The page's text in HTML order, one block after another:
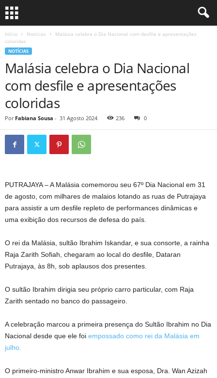
Início Notícias
Malásia celebra o Dia Nacional com desfile e apresentações
coloridas
NOTÍCIAS
Malásia celebra o Dia Nacional
com desfile e apresentações
coloridas
Por Fabiana Sousa - 31 Agosto 2024 236 0
PUTRAJAYA – A Malásia comemorou seu 67º Dia Nacional em 31
de agosto, com milhares de malaios lotando as ruas de Putrajaya
para assistir a um desfile repleto de performances dinâmicas e
uma exibição dos recursos de defesa do país.
O rei da Malásia, sultão Ibrahim Iskandar, e sua consorte, a rainha
Raja Zarith Sofiah, chegaram ao local do desfile, Dataran
Putrajaya, às 8h, sob aplausos dos presentes.
O sultão Ibrahim dirigia seu próprio carro particular, com Raja
Zarith sentado no banco do passageiro.
A celebração marcou a primeira presença do Sultão Ibrahim no Dia
Nacional desde que ele foi empossado como rei da Malásia em
julho.
O primeiro-ministro Anwar Ibrahim e sua esposa, Dra. Wan Azizah